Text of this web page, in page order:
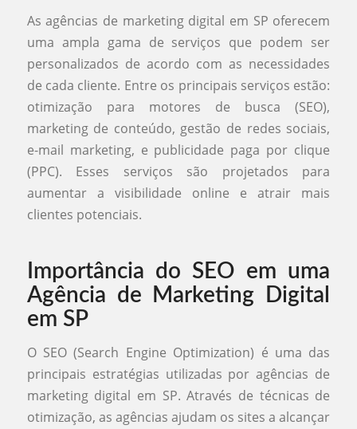
As agências de marketing digital em SP oferecem
uma ampla gama de serviços que podem ser
personalizados de acordo com as necessidades
de cada cliente. Entre os principais serviços estão:
otimização para motores de busca (SEO),
marketing de conteúdo, gestão de redes sociais,
e-mail marketing, e publicidade paga por clique
(PPC). Esses serviços são projetados para
aumentar a visibilidade online e atrair mais
clientes potenciais.
Importância do SEO em uma
Agência de Marketing Digital
em SP
O SEO (Search Engine Optimization) é uma das
principais estratégias utilizadas por agências de
marketing digital em SP. Através de técnicas de
otimização, as agências ajudam os sites a alcançar